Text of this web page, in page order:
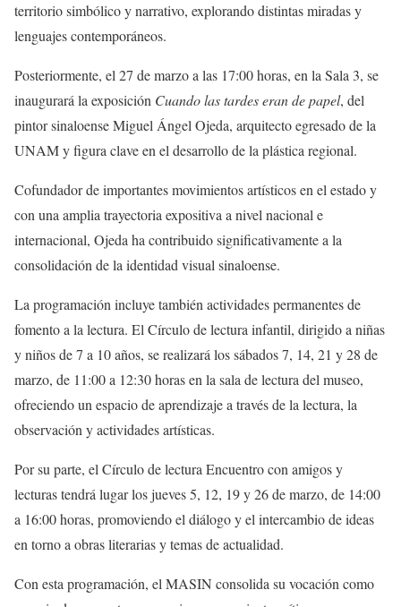
territorio simbólico y narrativo, explorando distintas miradas y
lenguajes contemporáneos.
Posteriormente, el 27 de marzo a las 17:00 horas, en la Sala 3, se
inaugurará la exposición Cuando las tardes eran de papel, del
pintor sinaloense Miguel Ángel Ojeda, arquitecto egresado de la
UNAM y figura clave en el desarrollo de la plástica regional.
Cofundador de importantes movimientos artísticos en el estado y
con una amplia trayectoria expositiva a nivel nacional e
internacional, Ojeda ha contribuido significativamente a la
consolidación de la identidad visual sinaloense.
La programación incluye también actividades permanentes de
fomento a la lectura. El Círculo de lectura infantil, dirigido a niñas
y niños de 7 a 10 años, se realizará los sábados 7, 14, 21 y 28 de
marzo, de 11:00 a 12:30 horas en la sala de lectura del museo,
ofreciendo un espacio de aprendizaje a través de la lectura, la
observación y actividades artísticas.
Por su parte, el Círculo de lectura Encuentro con amigos y
lecturas tendrá lugar los jueves 5, 12, 19 y 26 de marzo, de 14:00
a 16:00 horas, promoviendo el diálogo y el intercambio de ideas
en torno a obras literarias y temas de actualidad.
Con esta programación, el MASIN consolida su vocación como